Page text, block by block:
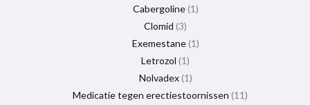
Cabergoline 1
Clomid 3
Exemestane 1
Letrozol 1
Nolvadex 1
Medicatie tegen erectiestoornissen 11